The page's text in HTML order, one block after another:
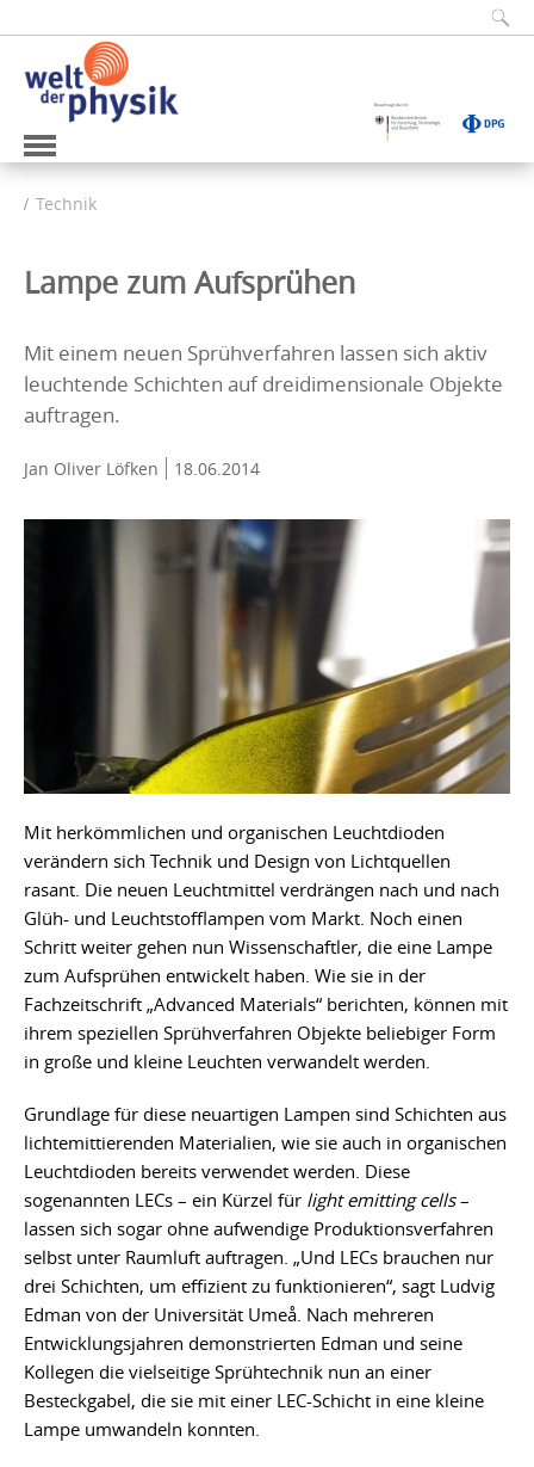
Technik
Lampe zum Aufsprühen
Mit einem neuen Sprühverfahren lassen sich aktiv
leuchtende Schichten auf dreidimensionale Objekte
auftragen.
Jan Oliver Löfken 18.06.2014
Mit herkömmlichen und organischen Leuchtdioden
verändern sich Technik und Design von Lichtquellen
rasant. Die neuen Leuchtmittel verdrängen nach und nach
Glüh- und Leuchtstofflampen vom Markt. Noch einen
Schritt weiter gehen nun Wissenschaftler, die eine Lampe
zum Aufsprühen entwickelt haben. Wie sie in der
Fachzeitschrift „Advanced Materials“ berichten, können mit
ihrem speziellen Sprühverfahren Objekte beliebiger Form
in große und kleine Leuchten verwandelt werden.
Grundlage für diese neuartigen Lampen sind Schichten aus
lichtemittierenden Materialien, wie sie auch in organischen
Leuchtdioden bereits verwendet werden. Diese
sogenannten LECs – ein Kürzel für light emitting cells–
lassen sich sogar ohne aufwendige Produktionsverfahren
selbst unter Raumluft auftragen. „Und LECs brauchen nur
drei Schichten, um effizient zu funktionieren“, sagt Ludvig
Edman von der Universität Umeå. Nach mehreren
Entwicklungsjahren demonstrierten Edman und seine
Kollegen die vielseitige Sprühtechnik nun an einer
Besteckgabel, die sie mit einer LEC-Schicht in eine kleine
Lampe umwandeln konnten.